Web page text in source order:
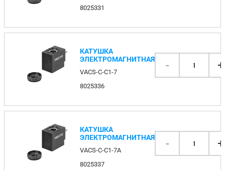
8025331
КАТУШКА
ЭЛЕКТРОМАГНИТНАЯ
VACS-C-C1-7
8025336
- 1 +
КАТУШКА
ЭЛЕКТРОМАГНИТНАЯ
VACS-C-C1-7A
8025337
- 1 +